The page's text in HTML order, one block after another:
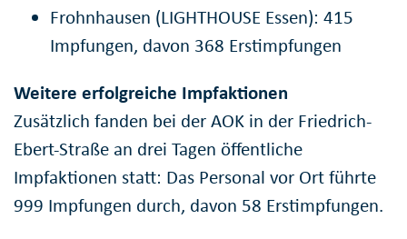
Frohnhausen (LIGHTHOUSE Essen): 415
Impfungen, davon 368 Erstimpfungen
Weitere erfolgreiche Impfaktionen
Zusätzlich fanden bei der AOK in der Friedrich-
Ebert-Straße an drei Tagen öffentliche
Impfaktionen statt: Das Personal vor Ort führte
999 Impfungen durch, davon 58 Erstimpfungen.